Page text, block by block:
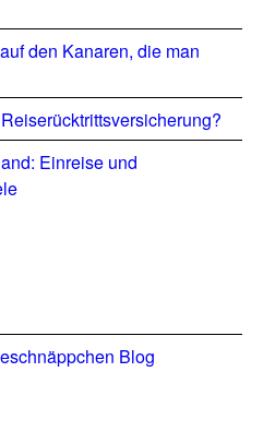
den Kanaren, die man
Einreise und
Blog